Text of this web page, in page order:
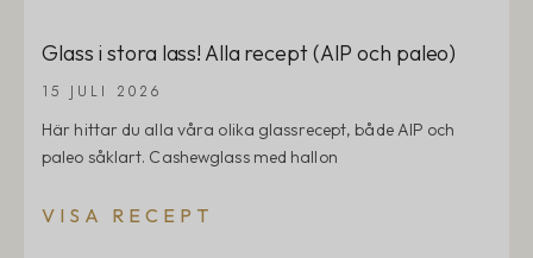
Glass i stora lass! Alla recept (AIP och paleo)
15 JULI 2026
Här hittar du alla våra olika glassrecept, både AIP och
paleo såklart. Cashewglass med hallon
VISA RECEPT